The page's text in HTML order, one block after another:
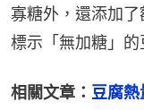
寡糖外，還添加
標示「無加糖」的
相關文章： 豆腐